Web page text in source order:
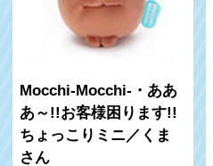
Mocchi-Mocchi-・ああ
あ～!!お客様困ります!!
ちょっこりミニ／くま
さん